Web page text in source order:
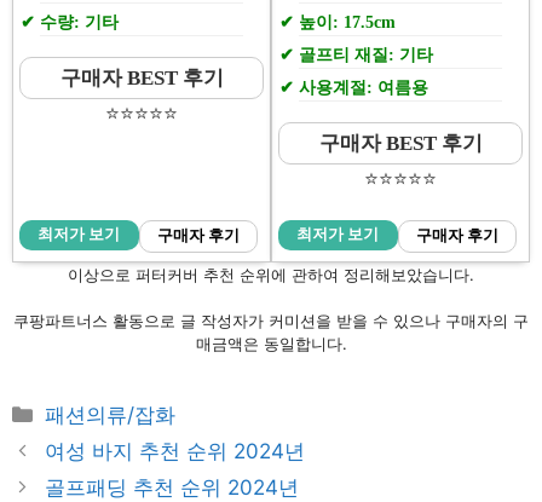
수량: 기타
구매자 BEST 후기
⭐️⭐️⭐️⭐️⭐️
최저가 보기 구매자 후기
높이: 17.5cm
골프티 재질: 기타
사용계절: 여름용
구매자 BEST 후기
⭐️⭐️⭐️⭐️⭐️
최저가 보기 구매자 후기
이상으로 퍼터커버 추천 순위에 관하여 정리해보았습니다.
쿠팡파트너스 활동으로 글 작성자가 커미션을 받을 수 있으나 구매자의 구
매금액은 동일합니다.
Categories
패션의류/잡화
Post
navigation
여성 바지 추천 순위 2024년
골프패딩 추천 순위 2024년